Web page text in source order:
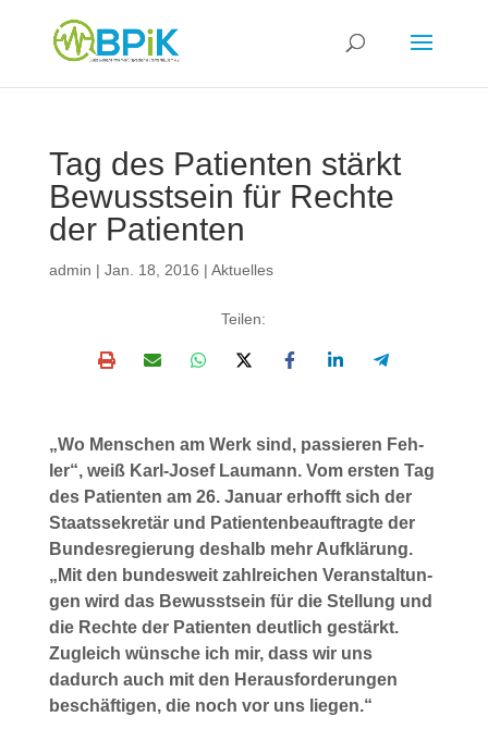
Tag des Pati­en­ten stärkt
Bewusst­sein für Rech­te
der Pati­en­ten
admin | Jan. 18, 2016 | Aktuelles
Tei­len:
„Wo Men­schen am Werk sind, pas­sie­ren Feh­
ler“, weiß Karl-Josef Lau­mann. Vom ers­ten Tag
des Pati­en­ten am 26. Janu­ar erhofft sich der
Staats­se­kre­tär und Pati­en­ten­be­auf­trag­te der
Bun­des­re­gie­rung des­halb mehr Auf­klä­rung.
„Mit den bun­des­weit zahl­rei­chen Ver­an­stal­tun­
gen wird das Bewusst­sein für die Stel­lung und
die Rech­te der Pati­en­ten deut­lich gestärkt.
Zugleich wün­sche ich mir, dass wir uns
dadurch auch mit den Her­aus­for­de­run­gen
beschäf­ti­gen, die noch vor uns lie­gen.“